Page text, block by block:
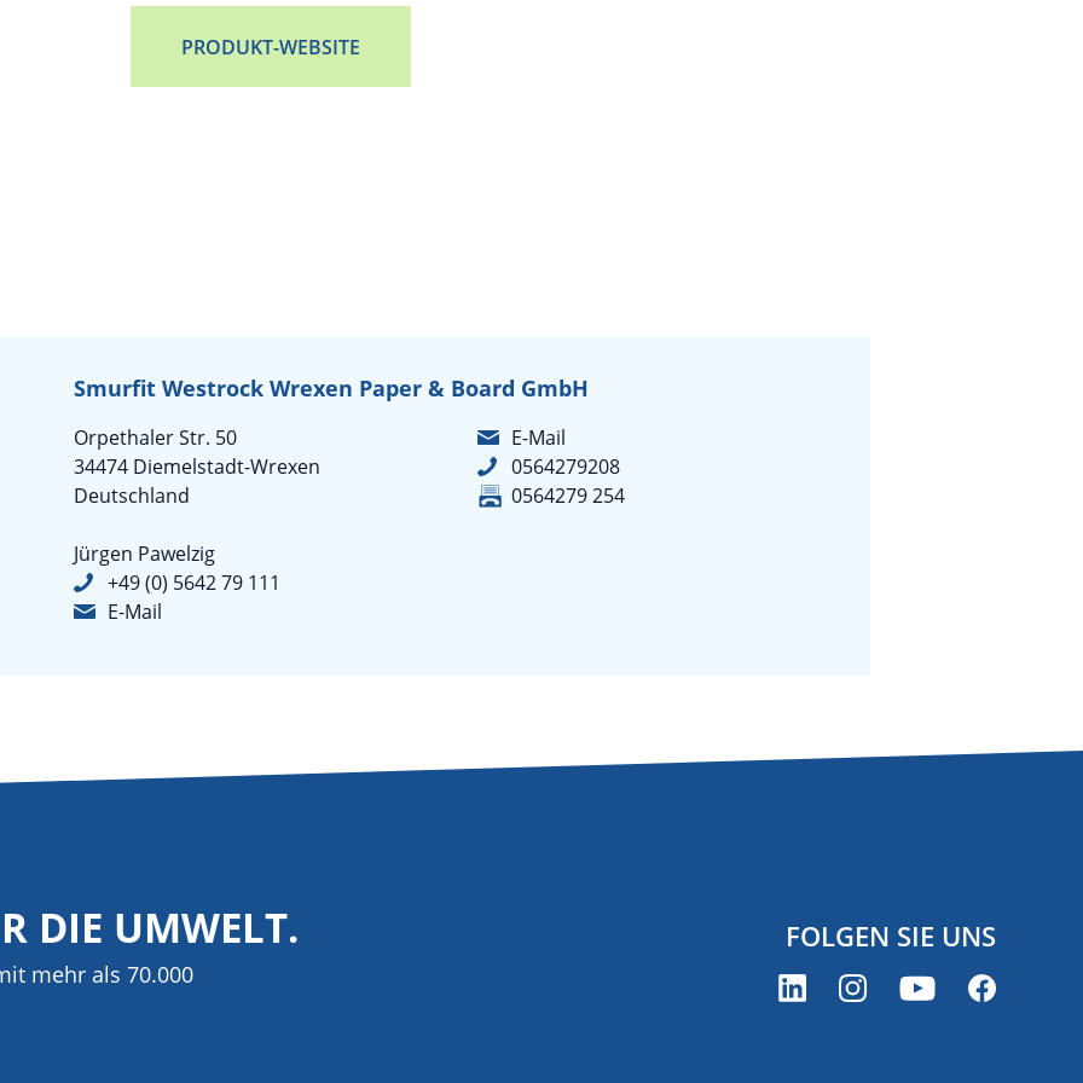
PRODUKT-WEBSITE
Smurfit Westrock Wrexen Paper & Board GmbH
Orpethaler Str. 50
34474 Diemelstadt-Wrexen
Deutschland
Jürgen Pawelzig
+49 (0) 5642 79 111
E-Mail
E-Mail
0564279208
0564279 254
DIE UMWELT.
mehr als 70.000
FOLGEN SIE UNS